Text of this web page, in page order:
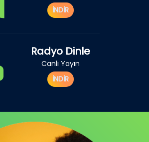
İNDİR
Radyo Dinle
Canlı Yayın
İNDİR